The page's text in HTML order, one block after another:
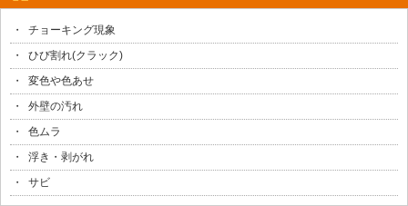
チョーキング現象
ひび割れ(クラック)
変色や色あせ
外壁の汚れ
色ムラ
浮き・剥がれ
サビ